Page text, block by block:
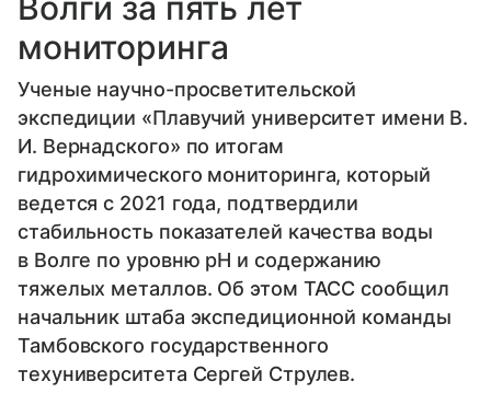
Волги за пять лет
мониторинга
Ученые научно-просветительской
экспедиции «Плавучий университет имени В.
И. Вернадского» по итогам
гидрохимического мониторинга, который
ведется с 2021 года, подтвердили
стабильность показателей качества воды
в Волге по уровню pH и содержанию
тяжелых металлов. Об этом ТАСС сообщил
начальник штаба экспедиционной команды
Тамбовского государственного
техуниверситета Сергей Струлев.